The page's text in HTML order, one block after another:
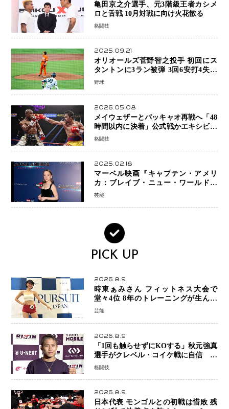
亀田京之介選手、元3階級王者カシメ
格闘技
2025.09.21
オリオールズ菅野智之投手 初回にス
タントンに3ラン被弾 3回6安打4失点
で降板
野球
2026.05.08
メイウェザーとパッキャオ再戦へ「48
時間以内に決着」公式戦かエキシビシ
ョンか混迷続く
格闘技
2025.02.18
マーベル映画『キャプテン・アメリ
カ：ブレイブ・ニュー・ワールド』
新ブラック・ウィドウ役のシラ・ハー
芸能
PICK UP
2026.8.9
時東ぁみさん フィットネス大会で
堂々4位 8年のトレーニングが生んだ
健康美「4位になってホッとしていま
芸能
2026.8.9
「1回も触らせずにKOする」秋元強真
選手がクレベル・コイケ戦に自信 青
木真也と2カ月の寝技対策「引き込ま
格闘技
2026.8.9
日本代表 モンゴルとの初戦は惜敗 残